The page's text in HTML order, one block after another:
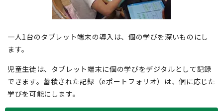
一人1台のタブレット端末の導入は、個の学びを深いものにし
ます。
児童生徒は、タブレット端末に個の学びをデジタルとして記録
できます。蓄積された記録（eポートフォリオ）は、個に応じた
学びを可能にします。